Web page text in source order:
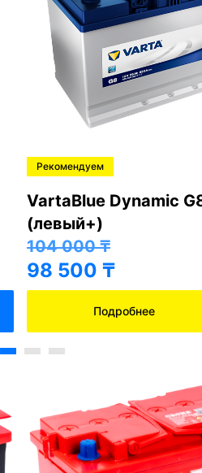
Рекомендуем
VartaBlue Dynamic
(левый+)
104 000₸
98 500 ₸
Подробнее